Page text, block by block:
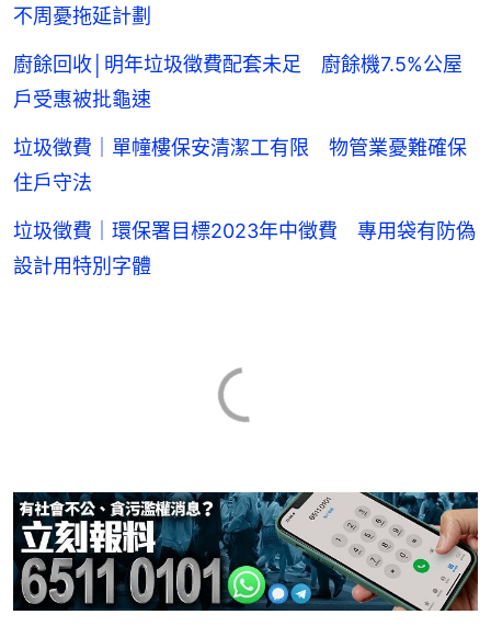
不周憂拖延計劃
廚餘回收│明年垃圾徵費配套未足 廚餘機7.5%公屋
戶受惠被批龜速
垃圾徵費｜單幢樓保安清潔工有限 物管業憂難確保
住戶守法
垃圾徵費｜環保署目標2023年中徵費 專用袋有防偽
設計用特別字體